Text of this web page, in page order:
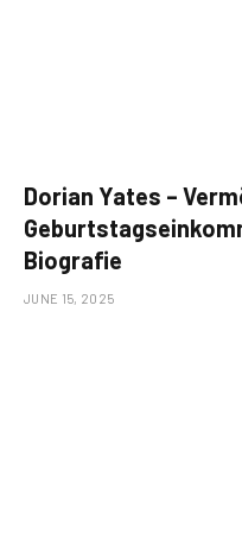
Dorian Yates –
Biografie
JUNE 15, 2025